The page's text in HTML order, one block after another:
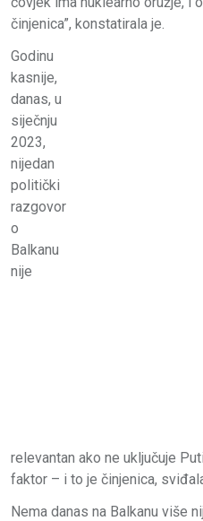
činjenica”, konstatirala je.
Godinu
kasnije,
danas, u
siječnju
2023,
nijedan
politički
razgovor
o
Balkanu
nije
relevantan ako ne uključuje
faktor – i to je činjenica,
Nema danas na Balkanu više